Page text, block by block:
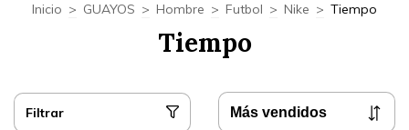
Inicio > GUAYOS > Hombre > Futbol > Nike > Tiempo
Tiempo
Filtrar